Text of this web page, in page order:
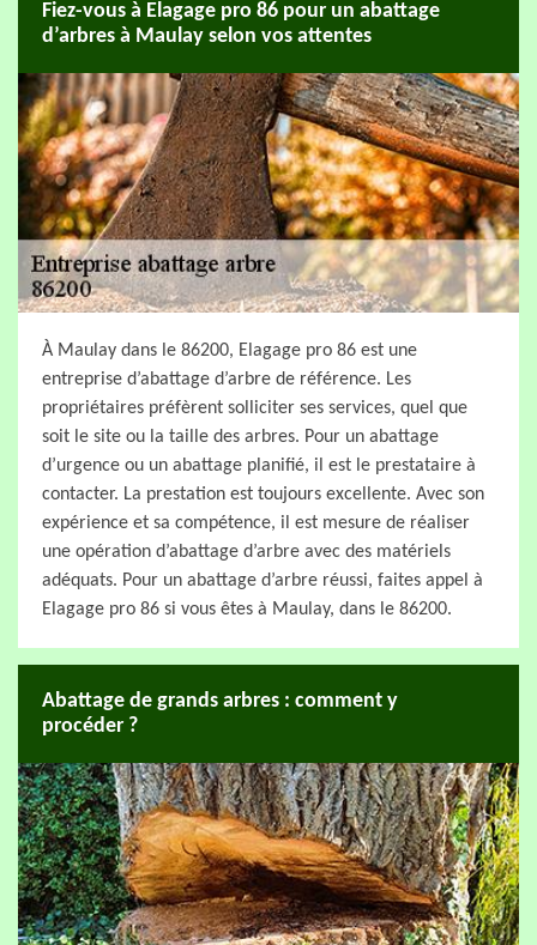
Fiez-vous à Elagage pro 86 pour un abattage
d’arbres à Maulay selon vos attentes
À Maulay dans le 86200, Elagage pro 86 est une
entreprise d’abattage d’arbre de référence. Les
propriétaires préfèrent solliciter ses services, quel que
soit le site ou la taille des arbres. Pour un abattage
d’urgence ou un abattage planifié, il est le prestataire à
contacter. La prestation est toujours excellente. Avec son
expérience et sa compétence, il est mesure de réaliser
une opération d’abattage d’arbre avec des matériels
adéquats. Pour un abattage d’arbre réussi, faites appel à
Elagage pro 86 si vous êtes à Maulay, dans le 86200.
Abattage de grands arbres : comment y
procéder ?